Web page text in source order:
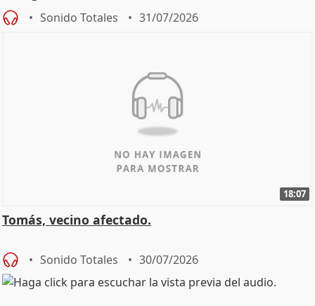
Sonido Totales 31/07/2026
18:07
Tomás, vecino afectado.
Sonido Totales 30/07/2026